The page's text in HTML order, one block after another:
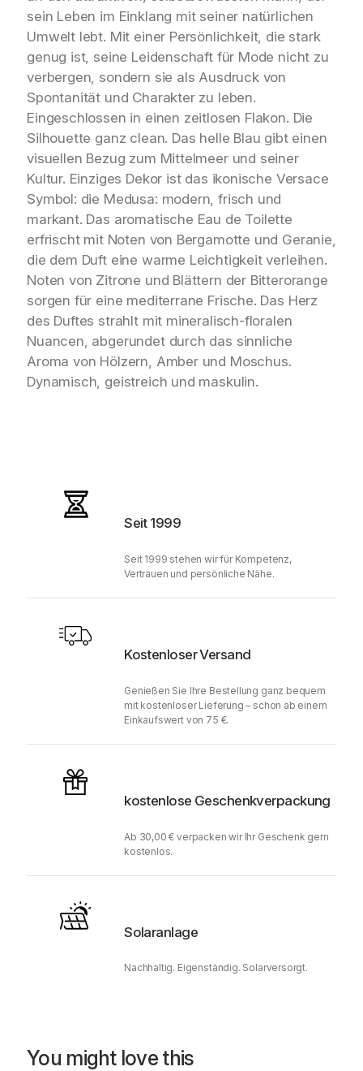
sein Leben im Einklang mit seiner natürlichen
Umwelt lebt. Mit einer Persönlichkeit, die stark
genug ist, seine Leidenschaft für Mode nicht zu
verbergen, sondern sie als Ausdruck von
Spontanität und Charakter zu leben.
Eingeschlossen in einen zeitlosen Flakon. Die
Silhouette ganz clean. Das helle Blau gibt einen
visuellen Bezug zum Mittelmeer und seiner
Kultur. Einziges Dekor ist das ikonische Versace
Symbol: die Medusa: modern, frisch und
markant. Das aromatische Eau de Toilette
erfrischt mit Noten von Bergamotte und Geranie,
die dem Duft eine warme Leichtigkeit verleihen.
Noten von Zitrone und Blättern der Bitterorange
sorgen für eine mediterrane Frische. Das Herz
des Duftes strahlt mit mineralisch-floralen
Nuancen, abgerundet durch das sinnliche
Aroma von Hölzern, Amber und Moschus.
Dynamisch, geistreich und maskulin.
Seit 1999
Seit 1999 stehen wir für Kompetenz,
Vertrauen und persönliche Nähe.
Kostenloser Versand
Genießen Sie Ihre Bestellung ganz bequem
mit kostenloser Lieferung – schon ab einem
Einkaufswert von 75 €.
kostenlose Geschenkverpackung
Ab 30,00 € verpacken wir Ihr Geschenk gern
kostenlos.
Solaranlage
Nachhaltig. Eigenständig. Solarversorgt.
You might love this